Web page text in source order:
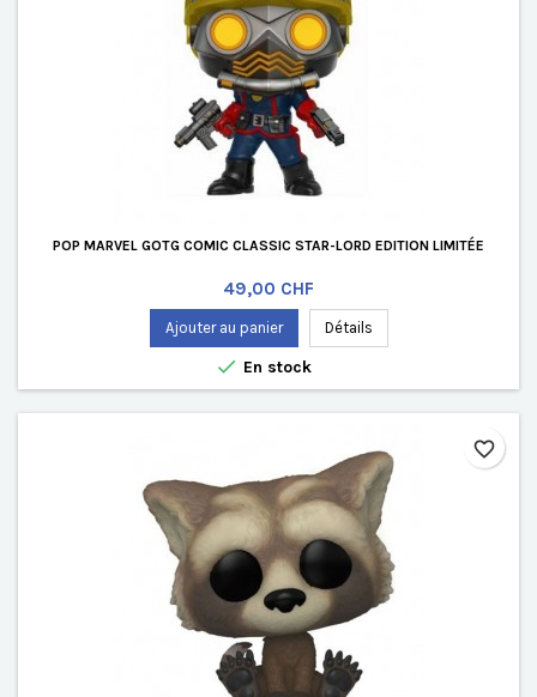
POP MARVEL GOTG COMIC CLASSIC STAR-LORD EDITION LIMITÉE
Prix
49,00 CHF
Ajouter au panier Détails
 En stock
favorite_border